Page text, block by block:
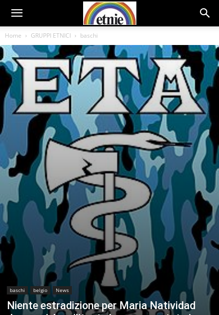
Home GRUPPI ETNICI baschi
baschi belgio News
Niente estradizione per Maria Natividad